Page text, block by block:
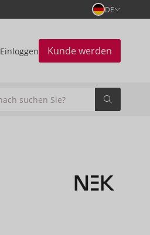
DE
Einloggen Kunde werden